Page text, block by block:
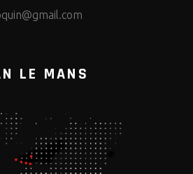
LE MANS